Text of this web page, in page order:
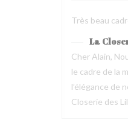
Très beau
La
Cher Alain,
le cadre de la
l’élégance de
Closerie des